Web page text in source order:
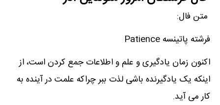
متن فال:
فرشته پاتینسه Patience
اکنون زمان یادگیری و علم و اطلاعات جمع کردن است، از
اینکه یک یادگیرنده باشی لذت ببر چراکه علمت در آینده به
کار می آید.